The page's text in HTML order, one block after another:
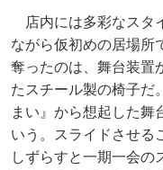
店内には多彩なスタ
ながら仮初めの居場所
奪ったのは、舞台装置
たスチール製の椅子だ
まい』から想起した舞
いう。スライドさせる
しずらすと一期一会の